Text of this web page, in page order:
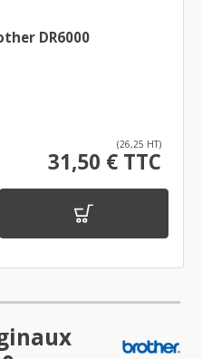
DR6000
(26,25 HT)
31,50 € TTC